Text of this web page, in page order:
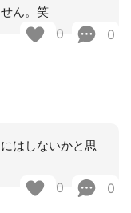
ん。笑
0 0
はしないかと思
0 0